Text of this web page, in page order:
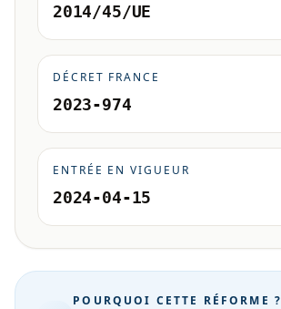
2014/45/UE
DÉCRET FRANCE
2023-974
ENTRÉE EN VIGUEUR
2024-04-15
POURQUOI CETTE RÉFORME ?